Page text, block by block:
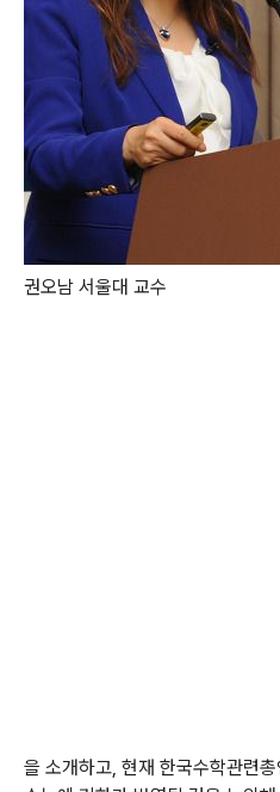
권오남 서울대 교수
을 소개하고, 현재 한국수학관련